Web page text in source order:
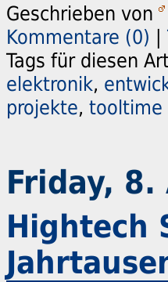
Geschrieben von
Kommentare (0) |
Tags für diesen
elektronik,
projekte,tooltime
Friday,
Hightech